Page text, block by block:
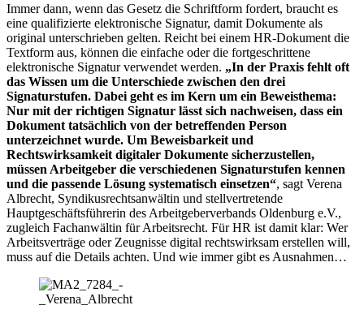
Immer dann, wenn das Gesetz die Schriftform fordert, braucht es
eine qualifizierte elektronische Signatur, damit Dokumente als
original unterschrieben gelten. Reicht bei einem HR-Dokument die
Textform aus, können die einfache oder die fortgeschrittene
elektronische Signatur verwendet werden. „In der Praxis fehlt oft
das Wissen um die Unterschiede zwischen den drei
Signaturstufen. Dabei geht es im Kern um ein Beweisthema:
Nur mit der richtigen Signatur lässt sich nachweisen, dass ein
Dokument tatsächlich von der betreffenden Person
unterzeichnet wurde. Um Beweisbarkeit und
Rechtswirksamkeit digitaler Dokumente sicherzustellen,
müssen Arbeitgeber die verschiedenen Signaturstufen kennen
und die passende Lösung systematisch einsetzen“, sagt Verena
Albrecht, Syndikusrechtsanwältin und stellvertretende
Hauptgeschäftsführerin des Arbeitgeberverbands Oldenburg e.V.,
zugleich Fachanwältin für Arbeitsrecht. Für HR ist damit klar: Wer
Arbeitsverträge oder Zeugnisse digital rechtswirksam erstellen will,
muss auf die Details achten. Und wie immer gibt es Ausnahmen…